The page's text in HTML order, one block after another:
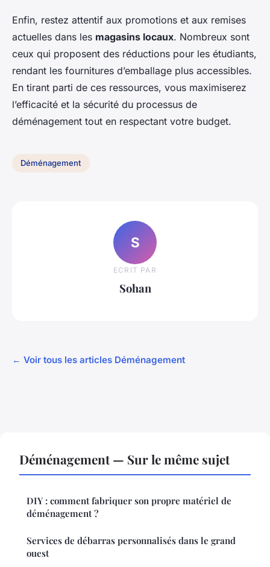
Enfin, restez attentif aux promotions et aux remises
actuelles dans les magasins locaux. Nombreux sont
ceux qui proposent des réductions pour les étudiants,
rendant les fournitures d’emballage plus accessibles.
En tirant parti de ces ressources, vous maximiserez
l’efficacité et la sécurité du processus de
déménagement tout en respectant votre budget.
Déménagement
S
ECRIT PAR
Sohan
← Voir tous les articles Déménagement
Déménagement — Sur le même sujet
DIY : comment fabriquer son propre matériel de
déménagement ?
Services de débarras personnalisés dans le grand
ouest